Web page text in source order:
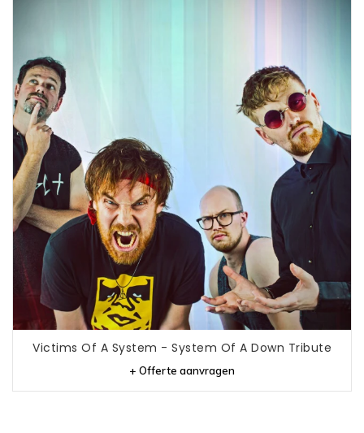
Victims Of A System - System Of A Down Tribute
+ Offerte aanvragen